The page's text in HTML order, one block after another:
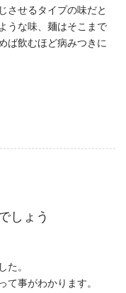
させるタイプの味だと
うな味、麺はそこまで
ば飲むほど病みつきに
しょう
た。
て事がわかります。